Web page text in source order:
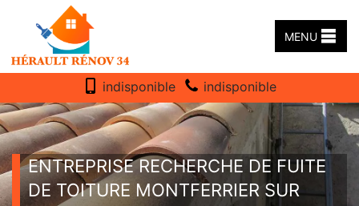
MENU
indisponible indisponible
ENTREPRISE RECHERCHE DE FUITE
DE TOITURE MONTFERRIER SUR